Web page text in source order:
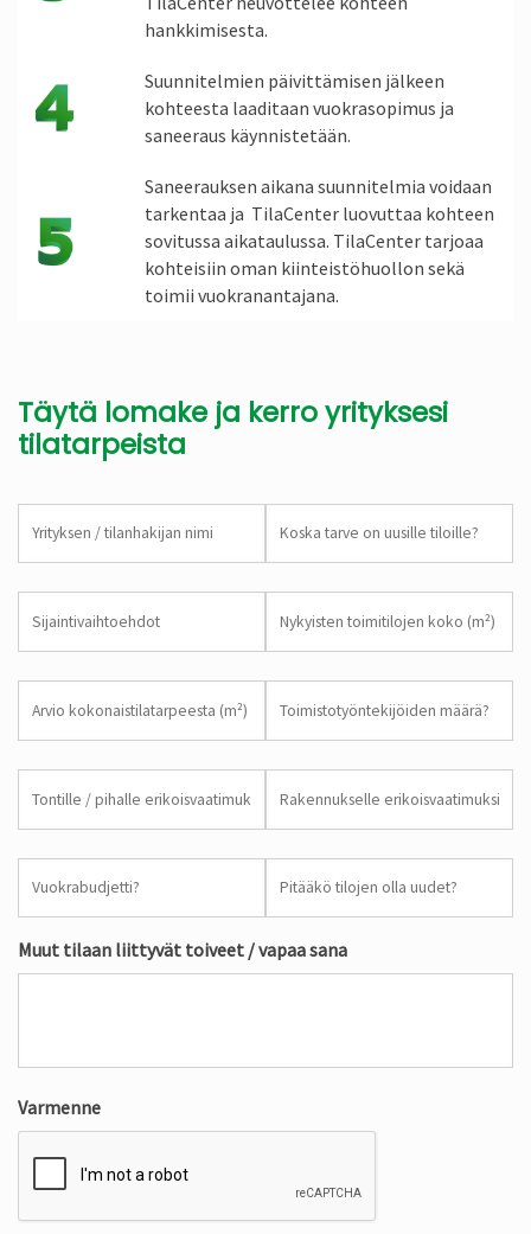
hankkimisesta.
Suunnitelmien päivittämisen jälkeen
kohteesta laaditaan vuokrasopimus ja
saneeraus käynnistetään.
Saneerauksen aikana suunnitelmia voidaan
tarkentaa ja TilaCenter luovuttaa kohteen
sovitussa aikataulussa. TilaCenter tarjoaa
kohteisiin oman kiinteistöhuollon sekä
toimii vuokranantajana.
Täytä lomake ja kerro yrityksesi
tilatarpeista
Yrityksen
Aikataulu
Sijainti
Nykyisten
toimitilojen
Arvio
kokonaistilatarpeesta
Toimiston
määrä
Tontin
erityisvaatimukset
Rakennuksen
erikoisvaatimukset
Budjetti
uusi
vai
Muut tilaan liittyvät toiveet / vapaa sana
Varmenne